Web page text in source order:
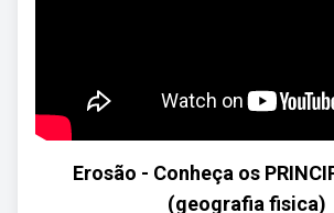
Erosão - Conheça os
(geografia fisica)